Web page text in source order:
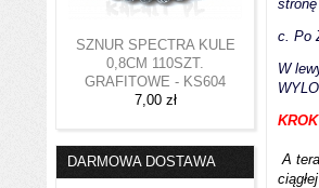
SZNUR SPECTRA KULE
0,8CM 110SZT.
GRAFITOWE - KS604
7,00 zł
DARMOWA DOSTAWA
c. Po
W
KROK
A